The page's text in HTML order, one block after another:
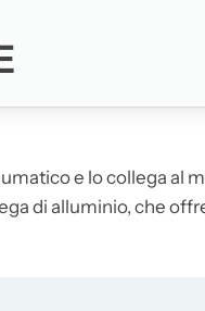
e lo collega al
di alluminio, che